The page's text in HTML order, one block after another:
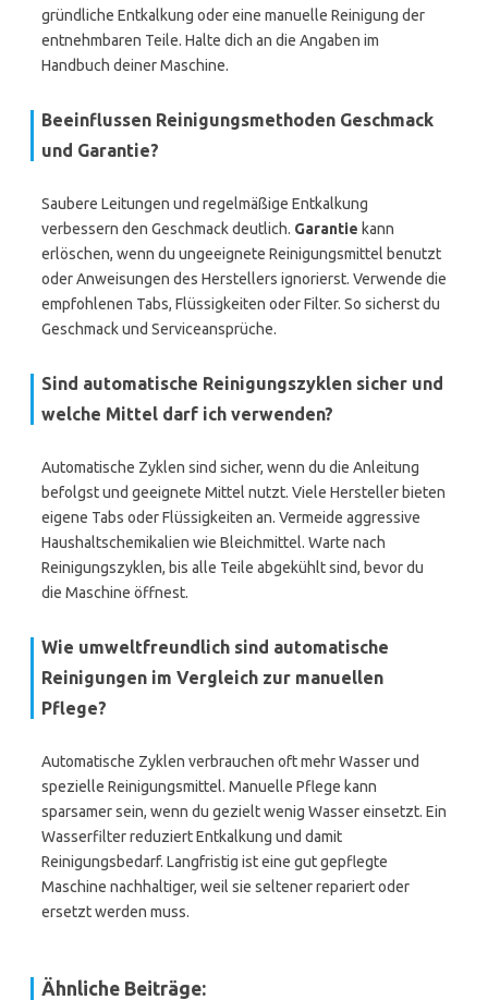
gründliche Entkalkung oder eine manuelle Reinigung der
entnehmbaren Teile. Halte dich an die Angaben im
Handbuch deiner Maschine.
Beeinflussen Reinigungsmethoden Geschmack
und Garantie?
Saubere Leitungen und regelmäßige Entkalkung
verbessern den Geschmack deutlich. Garantie kann
erlöschen, wenn du ungeeignete Reinigungsmittel benutzt
oder Anweisungen des Herstellers ignorierst. Verwende die
empfohlenen Tabs, Flüssigkeiten oder Filter. So sicherst du
Geschmack und Serviceansprüche.
Sind automatische Reinigungszyklen sicher und
welche Mittel darf ich verwenden?
Automatische Zyklen sind sicher, wenn du die Anleitung
befolgst und geeignete Mittel nutzt. Viele Hersteller bieten
eigene Tabs oder Flüssigkeiten an. Vermeide aggressive
Haushaltschemikalien wie Bleichmittel. Warte nach
Reinigungszyklen, bis alle Teile abgekühlt sind, bevor du
die Maschine öffnest.
Wie umweltfreundlich sind automatische
Reinigungen im Vergleich zur manuellen
Pflege?
Automatische Zyklen verbrauchen oft mehr Wasser und
spezielle Reinigungsmittel. Manuelle Pflege kann
sparsamer sein, wenn du gezielt wenig Wasser einsetzt. Ein
Wasserfilter reduziert Entkalkung und damit
Reinigungsbedarf. Langfristig ist eine gut gepflegte
Maschine nachhaltiger, weil sie seltener repariert oder
ersetzt werden muss.
Ähnliche Beiträge: